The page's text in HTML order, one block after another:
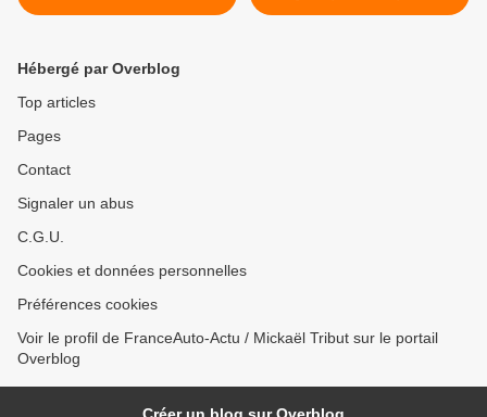
Détroit! >
Hébergé par Overblog
Top articles
Pages
Contact
Signaler un abus
C.G.U.
Cookies et données personnelles
Préférences cookies
Voir le profil de FranceAuto-Actu / Mickaël Tribut sur le portail
Overblog